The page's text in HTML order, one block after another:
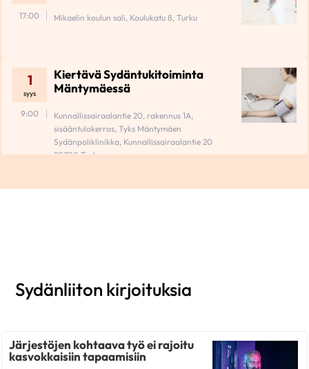
17:00 Mikaelin koulun sali, Koulukatu 8, Turku
1
syys
Kiertävä Sydäntukitoiminta
Mäntymäessä
9:00
Kunnallissairaalantie 20, rakennus 1A,
sisääntulokerros, Tyks Mäntymäen
Sydänpoliklinikka, Kunnallissairaalantie 20
20700 Turku
Sydänliiton kirjoituksia
Järjestöjen kohtaava työ ei rajoitu
kasvokkaisiin tapaamisiin